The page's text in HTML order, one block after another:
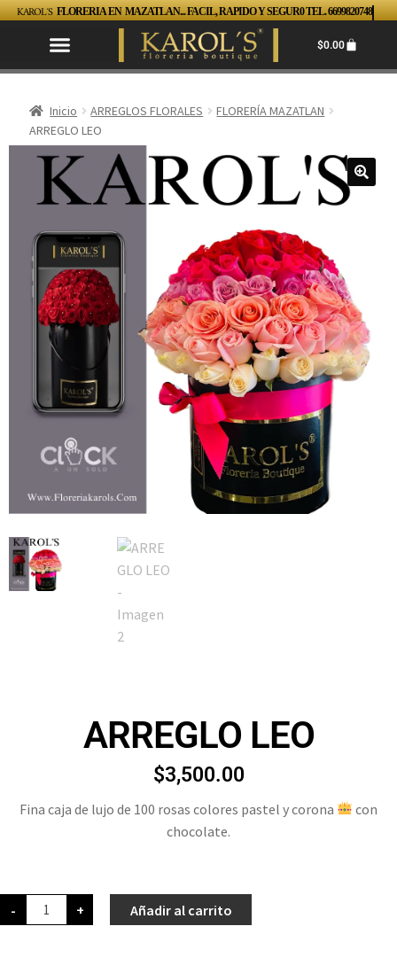
KAROL´S FLORERIA EN MAZATLAN... FACIL, RAPIDO Y SEGUR0 TEL. 6699820748
$0.00
Inicio ARREGLOS FLORALES
FLORERÍA MAZATLAN
ARREGLO LEO
ARREGLO LEO
$3,500.00
Fina caja de lujo de 100 rosas colores pastel y corona
con
chocolate.
- + Añadir al carrito